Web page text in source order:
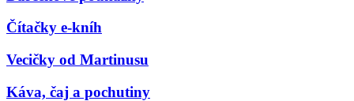
Čítačky e-kníh
Vecičky od Martinusu
Káva, čaj a pochutiny